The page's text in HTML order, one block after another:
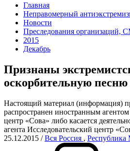
Главная
Неправомерный
Новости
Преследования организаций,
2015
Декабрь
Признаны
оскорбительную
Настоящий материал (информация)
распространен иностранным
центр «Сова» либо касается
агента Исследовательский центр
25.12.2015 /Вся Россия ,